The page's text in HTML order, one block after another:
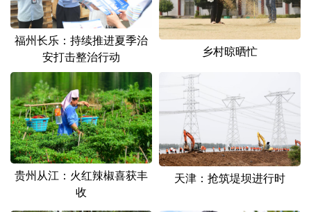
广东 广西 海南 重庆
四川 贵州 西藏
陕西 甘肃 青海
新疆 内蒙古 黑龙江
多语种频道
福州长乐：持续推进夏季治
安打击整治行动
乡村晾晒忙
贵州从江：火红辣椒喜获丰
收
天津：抢筑堤坝进行时